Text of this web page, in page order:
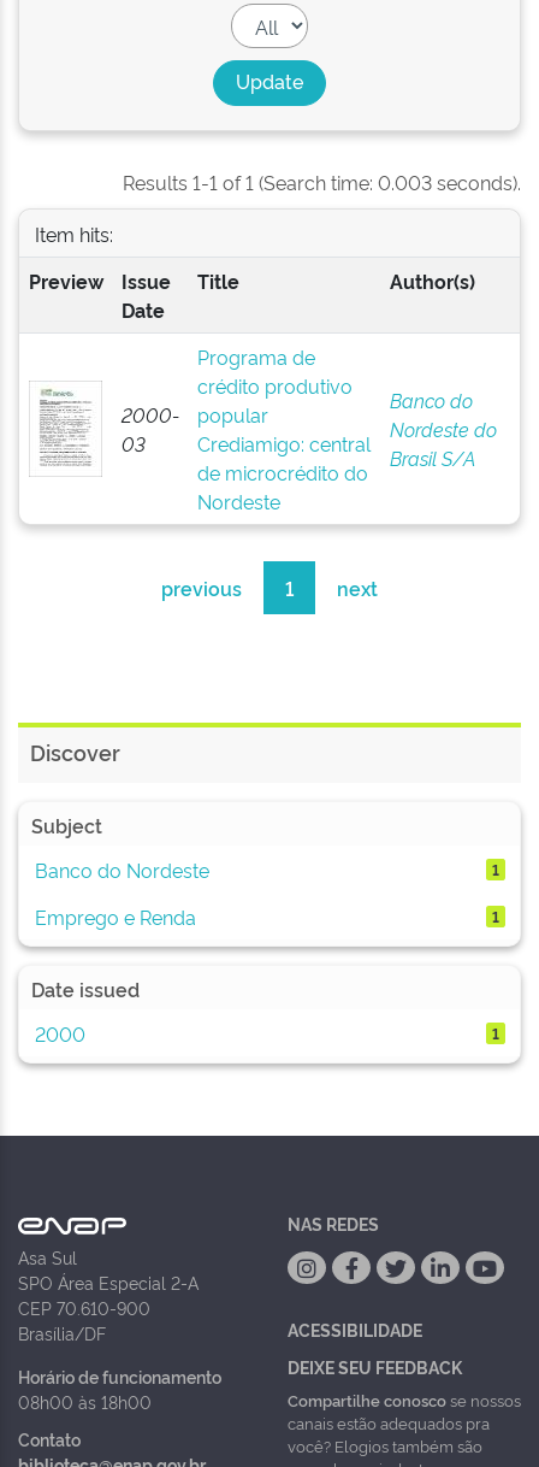
Results 1-1 of 1 (Search time: 0.003 seconds).
Item hits:
Preview
Issue
Date
Title Author(s)
2000-
03
Programa de
crédito produtivo
popular
Crediamigo: central
de microcrédito do
Nordeste
Banco do
Nordeste do
Brasil S/A
previous 1 next
Discover
Subject
Banco do Nordeste
1
Emprego e Renda 1
Date issued
2000
1
Asa Sul
SPO Área Especial 2-A
CEP 70.610-900
Brasília/DF
Horário de funcionamento
08h00 às 18h00
Contato
NAS REDES
ACESSIBILIDADE
DEIXE SEU FEEDBACK
Compartilhe conoscose nossos
canais estão adequados pra
você? Elogios também são